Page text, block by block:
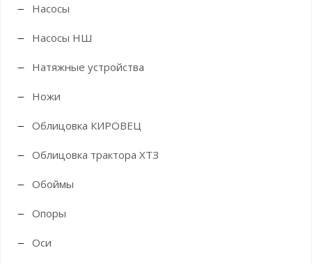
Насосы
Насосы НШ
Натяжные устройства
Ножи
Облицовка КИРОВЕЦ
Облицовка трактора ХТЗ
Обоймы
Опоры
Оси